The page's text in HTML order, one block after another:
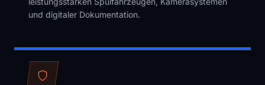
und digitaler Dokumentation.